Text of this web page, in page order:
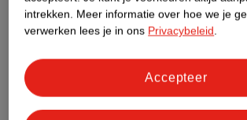
intrekken. Meer informatie over hoe we je
verwerken lees je in ons Privacybeleid.
Accepteer